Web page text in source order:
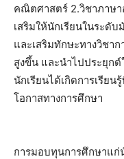
คณิตศาสตร์ 2.วิชาภาษา
เสริมให้นักเรียนในระดั
และเสริมทักษะทางวิชา
สูงขึ้น และนำไปประยุกต์
นักเรียนได้เกิดการเรียน
โอกาสทางการศึกษา
การมอบทุนการศึกษาแก่